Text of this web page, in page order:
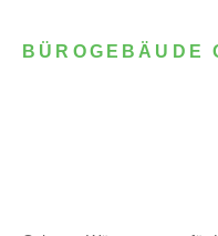
BÜROGEBÄUDE